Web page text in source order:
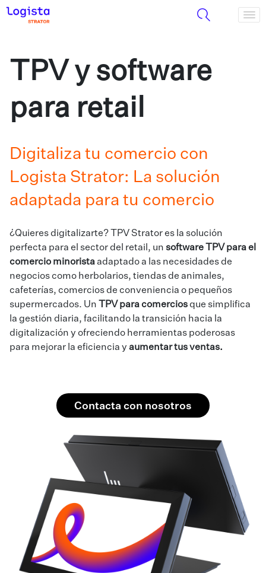
TPV y software
para retail
Digitaliza tu comercio con
Logista Strator: La solución
adaptada para tu comercio
¿Quieres digitalizarte? TPV Strator es la solución
perfecta para el sector del retail, un software TPV para el
comercio minoristaadaptado a las necesidades de
negocios como herbolarios, tiendas de animales,
cafeterías, comercios de conveniencia o pequeños
supermercados. Un TPV para comercios que simplifica
la gestión diaria, facilitando la transición hacia la
digitalización y ofreciendo herramientas poderosas
para mejorar la eficiencia y aumentar tus ventas.
Contacta con nosotros